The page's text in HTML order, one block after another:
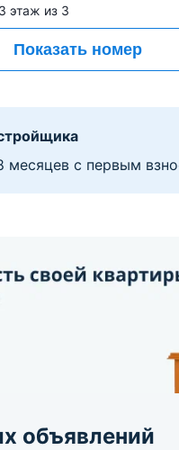
3 этаж из 3
Показать номер
месяцев с первым
объявлений